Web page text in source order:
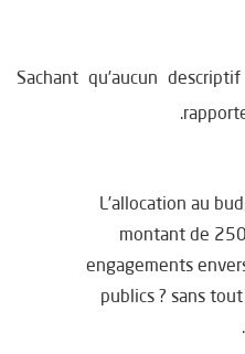
Sachant qu’aucun
L’allocation au
montant de
engagements
publics ? sans